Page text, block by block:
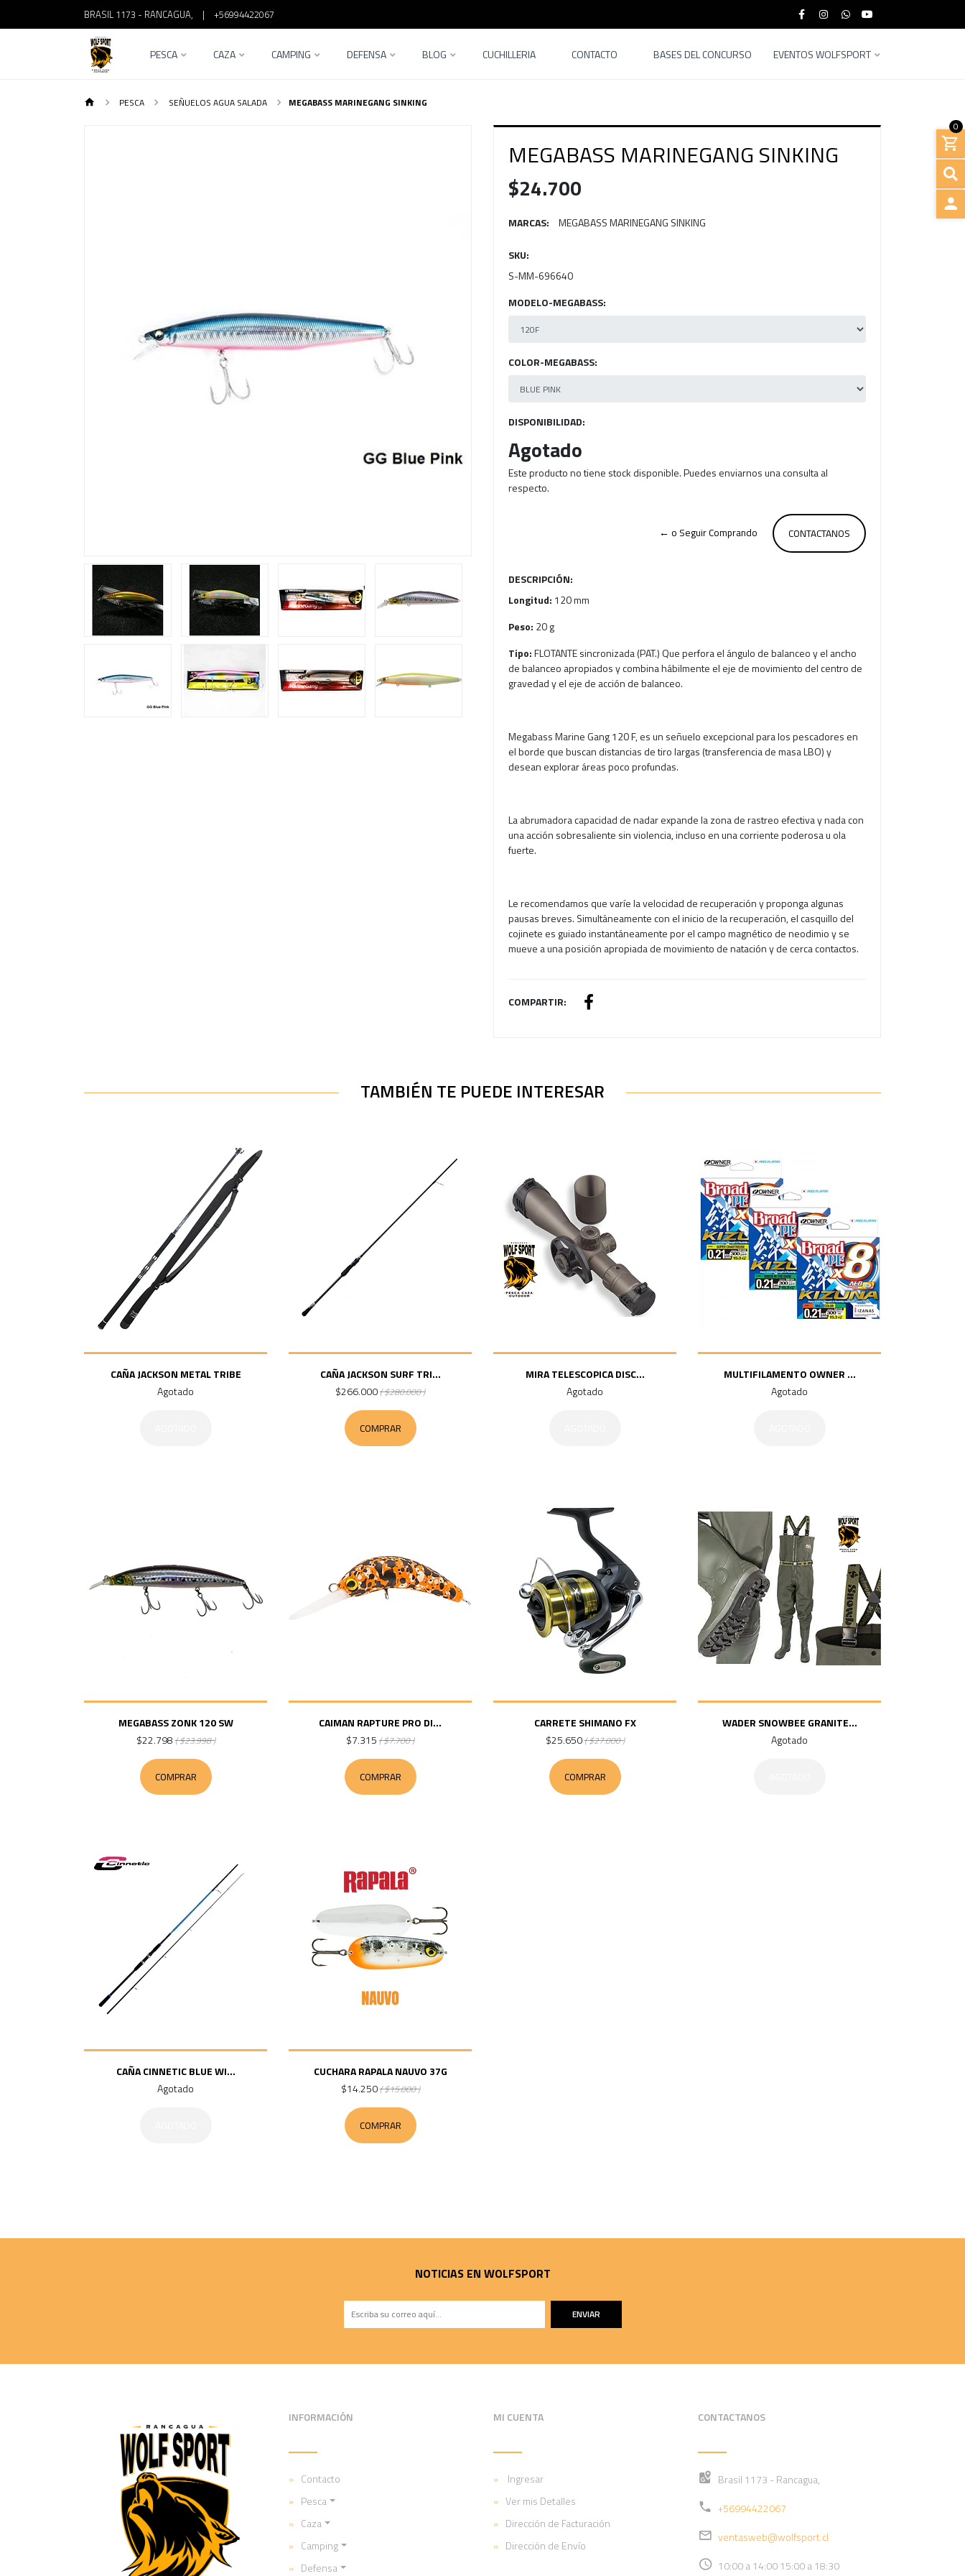
BRASIL 1173 - RANCAGUA, | +56994422067
PESCA CAZA CAMPING DEFENSA BLOG CUCHILLERIA CONTACTO BASES DEL CONCURSO EVENTOS WOLFSPORT
0
PESCA SEÑUELOS AGUA SALADA MEGABASS MARINEGANG SINKING
Previous
MEGABASS MARINEGANG SINKING
$24.700
MARCAS: MEGABASS MARINEGANG SINKING
SKU:
S-MM-696640
MODELO-MEGABASS:
COLOR-MEGABASS:
DISPONIBILIDAD:
Agotado
Este producto no tiene stock disponible. Puedes enviarnos una consulta al
respecto.
CONTACTANOS
← o Seguir Comprando
DESCRIPCIÓN:
Longitud: 120 mm
Peso: 20 g
Tipo:FLOTANTE sincronizada (PAT.) Que perfora el ángulo de balanceo y el ancho
de balanceo apropiados y combina hábilmente el eje de movimiento del centro de
gravedad y el eje de acción de balanceo.
Megabass Marine Gang 120 F, es un señuelo excepcional para los pescadores en
el borde que buscan distancias de tiro largas (transferencia de masa LBO) y
desean explorar áreas poco profundas.
La abrumadora capacidad de nadar expande la zona de rastreo efectiva y nada con
una acción sobresaliente sin violencia, incluso en una corriente poderosa u ola
fuerte.
Le recomendamos que varíe la velocidad de recuperación y proponga algunas
pausas breves. Simultáneamente con el inicio de la recuperación, el casquillo del
cojinete es guiado instantáneamente por el campo magnético de neodimio y se
mueve a una posición apropiada de movimiento de natación y de cerca contactos.
COMPARTIR:
TAMBIÉN TE PUEDE INTERESAR
CAÑA JACKSON METAL TRIBE
Agotado
CAÑA JACKSON SURF TRI...
$266.000( $280.000 )
COMPRAR
MIRA TELESCOPICA DISC...
Agotado
MULTIFILAMENTO OWNER ...
Agotado
MEGABASS ZONK 120 SW
$22.798( $23.998 )
COMPRAR
CAIMAN RAPTURE PRO DI...
$7.315 ( $7.700 )
COMPRAR
CARRETE SHIMANO FX
$25.650( $27.000 )
COMPRAR
WADER SNOWBEE GRANITE...
Agotado
CAÑA CINNETIC BLUE WI...
Agotado
CUCHARA RAPALA NAUVO 37G
$14.250( $15.000 )
COMPRAR
NOTICIAS EN WOLFSPORT
ENVIAR
INFORMACIÓN
Contacto
Pesca
Caza
Camping
Defensa
MI CUENTA
Ingresar
Ver mis Detalles
Dirección de Facturación
Dirección de Envío
CONTACTANOS
Brasil 1173 - Rancagua,
+56994422067
ventasweb@wolfsport.cl
10:00 a 14:00 15:00 a 18:30